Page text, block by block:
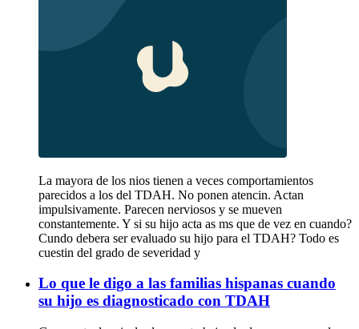
La mayora de los nios tienen a veces comportamientos
parecidos a los del TDAH. No ponen atencin. Actan
impulsivamente. Parecen nerviosos y se mueven
constantemente. Y si su hijo acta as ms que de vez en cuando?
Cundo debera ser evaluado su hijo para el TDAH? Todo es
cuestin del grado de severidad y
Lo que le digo a las familias hispanas cuando
su hijo es diagnosticado con TDAH